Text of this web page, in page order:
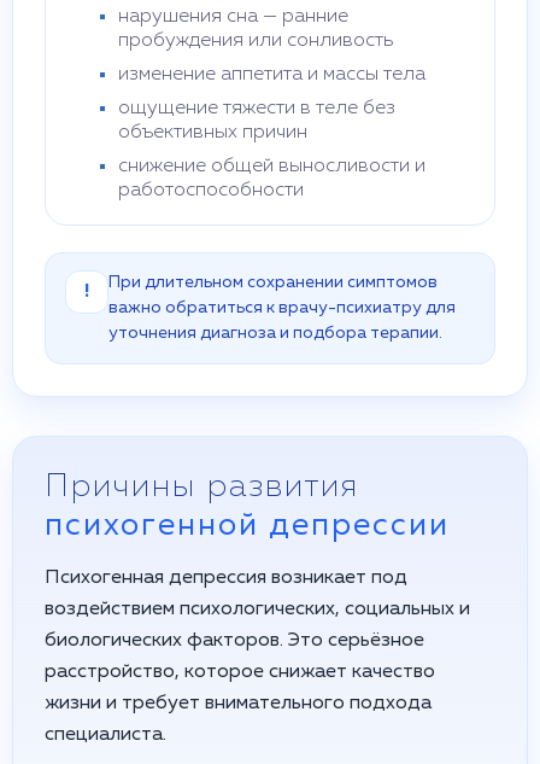
нарушения сна — ранние
пробуждения или сонливость
изменение аппетита и массы тела
ощущение тяжести в теле без
объективных причин
снижение общей выносливости и
работоспособности
!
При длительном сохранении симптомов
важно обратиться к врачу-психиатру для
уточнения диагноза и подбора терапии.
Причины развития
психогенной депрессии
Психогенная депрессия возникает под
воздействием психологических, социальных и
биологических факторов. Это серьёзное
расстройство, которое снижает качество
жизни и требует внимательного подхода
специалиста.